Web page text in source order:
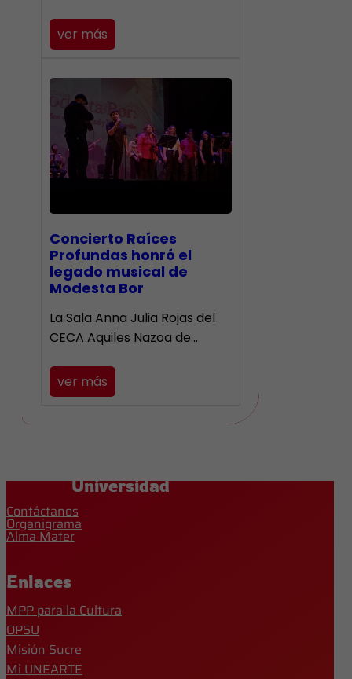
ver más
​Concierto Raíces
Profundas honró el
legado musical de
Modesta Bor
La Sala Anna Julia Rojas del
CECA Aquiles Nazoa de…
ver más
Universidad
Contáctanos
Organigrama
Alma Mater
Enlaces
MPP para la Cultura
OPSU
Misión Sucre
Mi UNEARTE